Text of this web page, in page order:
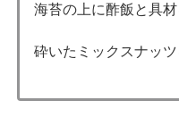
海苔の上に酢飯と具
砕いたミックスナッ